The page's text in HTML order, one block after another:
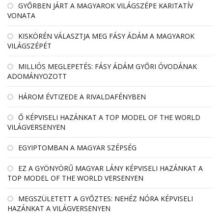
GYŐRBEN JÁRT A MAGYAROK VILÁGSZÉPE KARITATÍV
VONATA
KISKÖRÉN VÁLASZTJA MEG FÁSY ÁDÁM A MAGYAROK
VILÁGSZÉPÉT
MILLIÓS MEGLEPETÉS: FÁSY ÁDÁM GYŐRI ÓVODÁNAK
ADOMÁNYOZOTT
HÁROM ÉVTIZEDE A RIVALDAFÉNYBEN
Ő KÉPVISELI HAZÁNKAT A TOP MODEL OF THE WORLD
VILÁGVERSENYEN
EGYIPTOMBAN A MAGYAR SZÉPSÉG
EZ A GYÖNYÖRŰ MAGYAR LÁNY KÉPVISELI HAZÁNKAT A
TOP MODEL OF THE WORLD VERSENYEN
MEGSZÜLETETT A GYŐZTES: NEHÉZ NÓRA KÉPVISELI
HAZÁNKAT A VILÁGVERSENYEN